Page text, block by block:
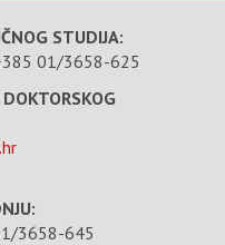
STUDIJA:
01/3658-625
3658-645